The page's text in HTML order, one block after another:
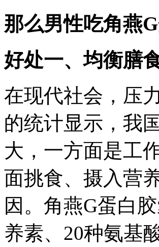
那么男性吃角燕
好处一、均衡膳
在现代社会，压
的统计显示，我
大，一方面是工
面挑食、摄入营
因。角燕G蛋白
养素、20种氨基